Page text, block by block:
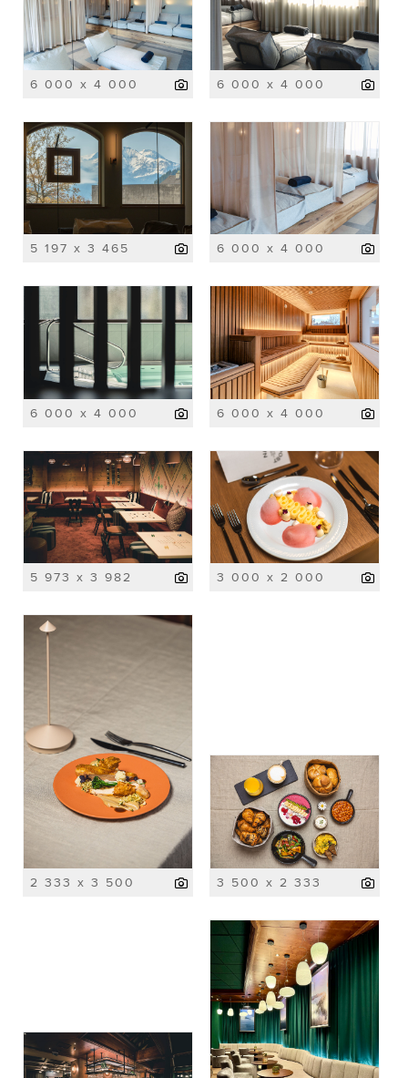
6 000 x 4 000 6 000 x 4 000
5 197 x 3 465 6 000 x 4 000
6 000 x 4 000 6 000 x 4 000
5 973 x 3 982 3 000 x 2 000
2 333 x 3 500 3 500 x 2 333